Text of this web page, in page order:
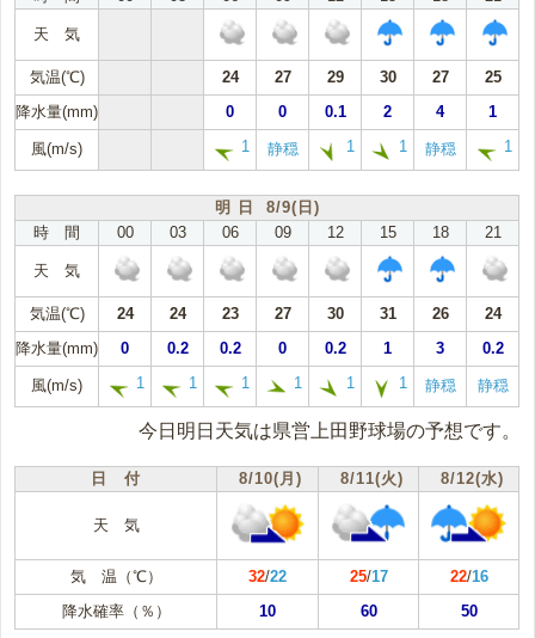
天 気
気温(℃) 24 27 29 30 27
25
降水量(mm)
0 0 0.1 2 4 1
風(m/s) 1 静穏 1 1 静穏 1
明 日 8/9(日)
時 間
00 03 06 09 12 15 18 21
天 気
気温(℃) 24 24 23 27 30 31 26
24
降水量(mm)
0 0.2 0.2 0 0.2 1 3 0.2
風(m/s) 1 1 1 1 1 1 静穏 静穏
今日明日天気は県営上田野球場の予想です。
日 付 8/10(月) 8/11(火) 8/12(水)
天 気
気 温（℃） 32/22 25/17 22/16
降水確率（％）
10 60 50